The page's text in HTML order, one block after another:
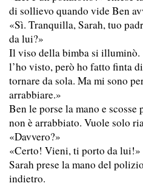
di sollievo quando vide Ben
«Sì. Tranquilla, Sarah, tuo
da lui?»
Il viso della bimba si
l’ho visto, però ho fatto finta
tornare da sola. Ma mi sono
arrabbiare.»
Ben le porse la mano e
non è arrabbiato. Vuole solo
«Davvero?»
«Certo! Vieni, ti porto da lui!»
Sarah prese la mano del
indietro.